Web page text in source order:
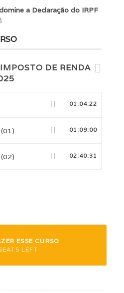
a Declaração do IRPF
DE RENDA
01:04:22
01:09:00
02:40:31
ESSE CURSO
LEFT